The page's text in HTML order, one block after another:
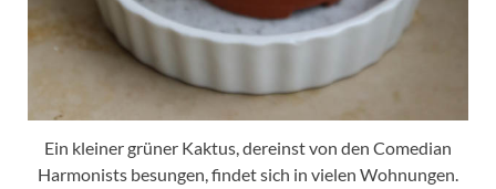
Ein kleiner grüner Kaktus, dereinst von den Comedian
Harmonists besungen, findet sich in vielen Wohnungen.